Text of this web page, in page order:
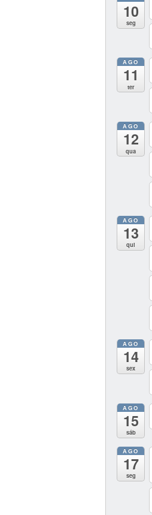
10
seg
AGO
11
ter
AGO
12
qua
AGO
13
qui
AGO
14
sex
AGO
15
sáb
AGO
17
seg